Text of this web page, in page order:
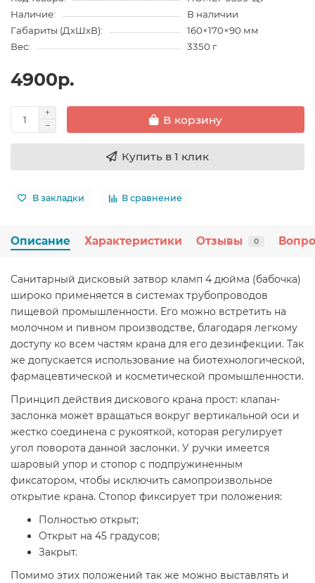
Наличие:
В наличии
Габариты (ДхШхВ):
160×170×90 мм
Вес:
3350 г
4900р.
В корзину
Купить в 1 клик
В закладки В сравнение
Описание Характеристики Отзывы 0
Санитарный дисковый затвор кламп 4 дюйма (бабочка)
широко применяется в системах трубопроводов
пищевой промышленности. Его можно встретить на
молочном и пивном производстве, благодаря легкому
доступу ко всем частям крана для его дезинфекции. Так
же допускается использование на биотехнологической,
фармацевтической и косметической промышленности.
Принцип действия дискового крана прост: клапан-
заслонка может вращаться вокруг вертикальной оси и
жестко соединена с рукояткой, которая регулирует
угол поворота данной заслонки. У ручки имеется
шаровый упор и стопор с подпружиненным
фиксатором, чтобы исключить самопроизвольное
открытие крана. Стопор фиксирует три положения:
Полностью открыт;
Открыт на 45 градусов;
Закрыт.
Помимо этих положений так же можно выставлять и